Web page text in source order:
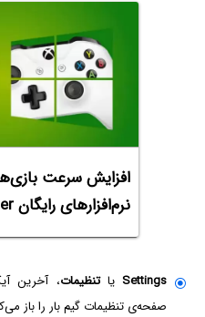
افزایش سرعت
نرم‌افزارهای رایگان Game Booster‌
Settings یاتنظیمات
صفحه‌ی تنظیمات گیم بار را باز